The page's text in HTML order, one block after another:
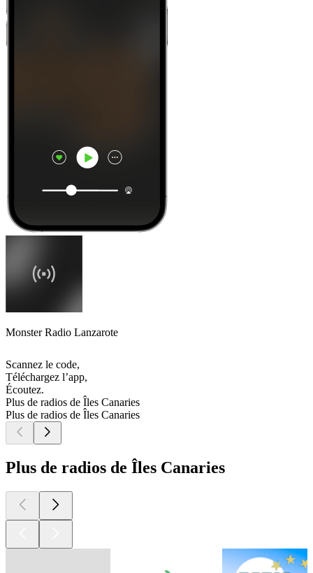
Monster Radio Lanzarote
Scannez le code,
Téléchargez l’app,
Écoutez.
Plus de radios de Îles Canaries
Plus de radios de Îles Canaries
Plus de radios de Îles Canaries